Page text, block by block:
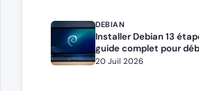
DEBIAN
Installer Debian 13
guide complet pour
administrateurs
20 Juil 2026